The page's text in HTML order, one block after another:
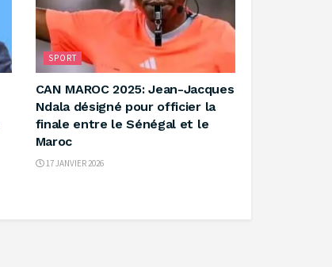
SPORT
CAN MAROC 2025: Jean-Jacques
Ndala désigné pour officier la
finale entre le Sénégal et le
Maroc
17 JANVIER 2026